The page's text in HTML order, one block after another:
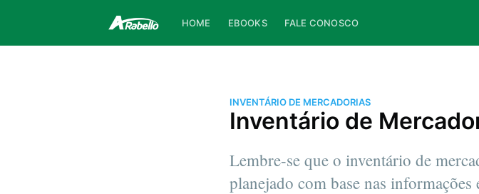
HOME EBOOKS FALE CONOSCO
INVENTÁRIO DE MERCADORIAS
Inventário de
Lembre-se que o inventário de
planejado com base nas